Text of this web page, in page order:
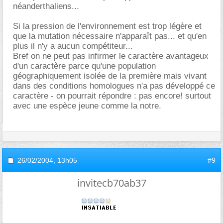
néanderthaliens...
Si la pression de l'environnement est trop légère et
que la mutation nécessaire n'apparaît pas... et qu'en
plus il n'y a aucun compétiteur...
Bref on ne peut pas infirmer le caractère avantageux
d'un caractère parce qu'une population
géographiquement isolée de la première mais vivant
dans des conditions homologues n'a pas développé ce
caractère - on pourrait répondre : pas encore! surtout
avec une espèce jeune comme la notre.
26/02/2004, 13h05 #9
invitecb70ab37